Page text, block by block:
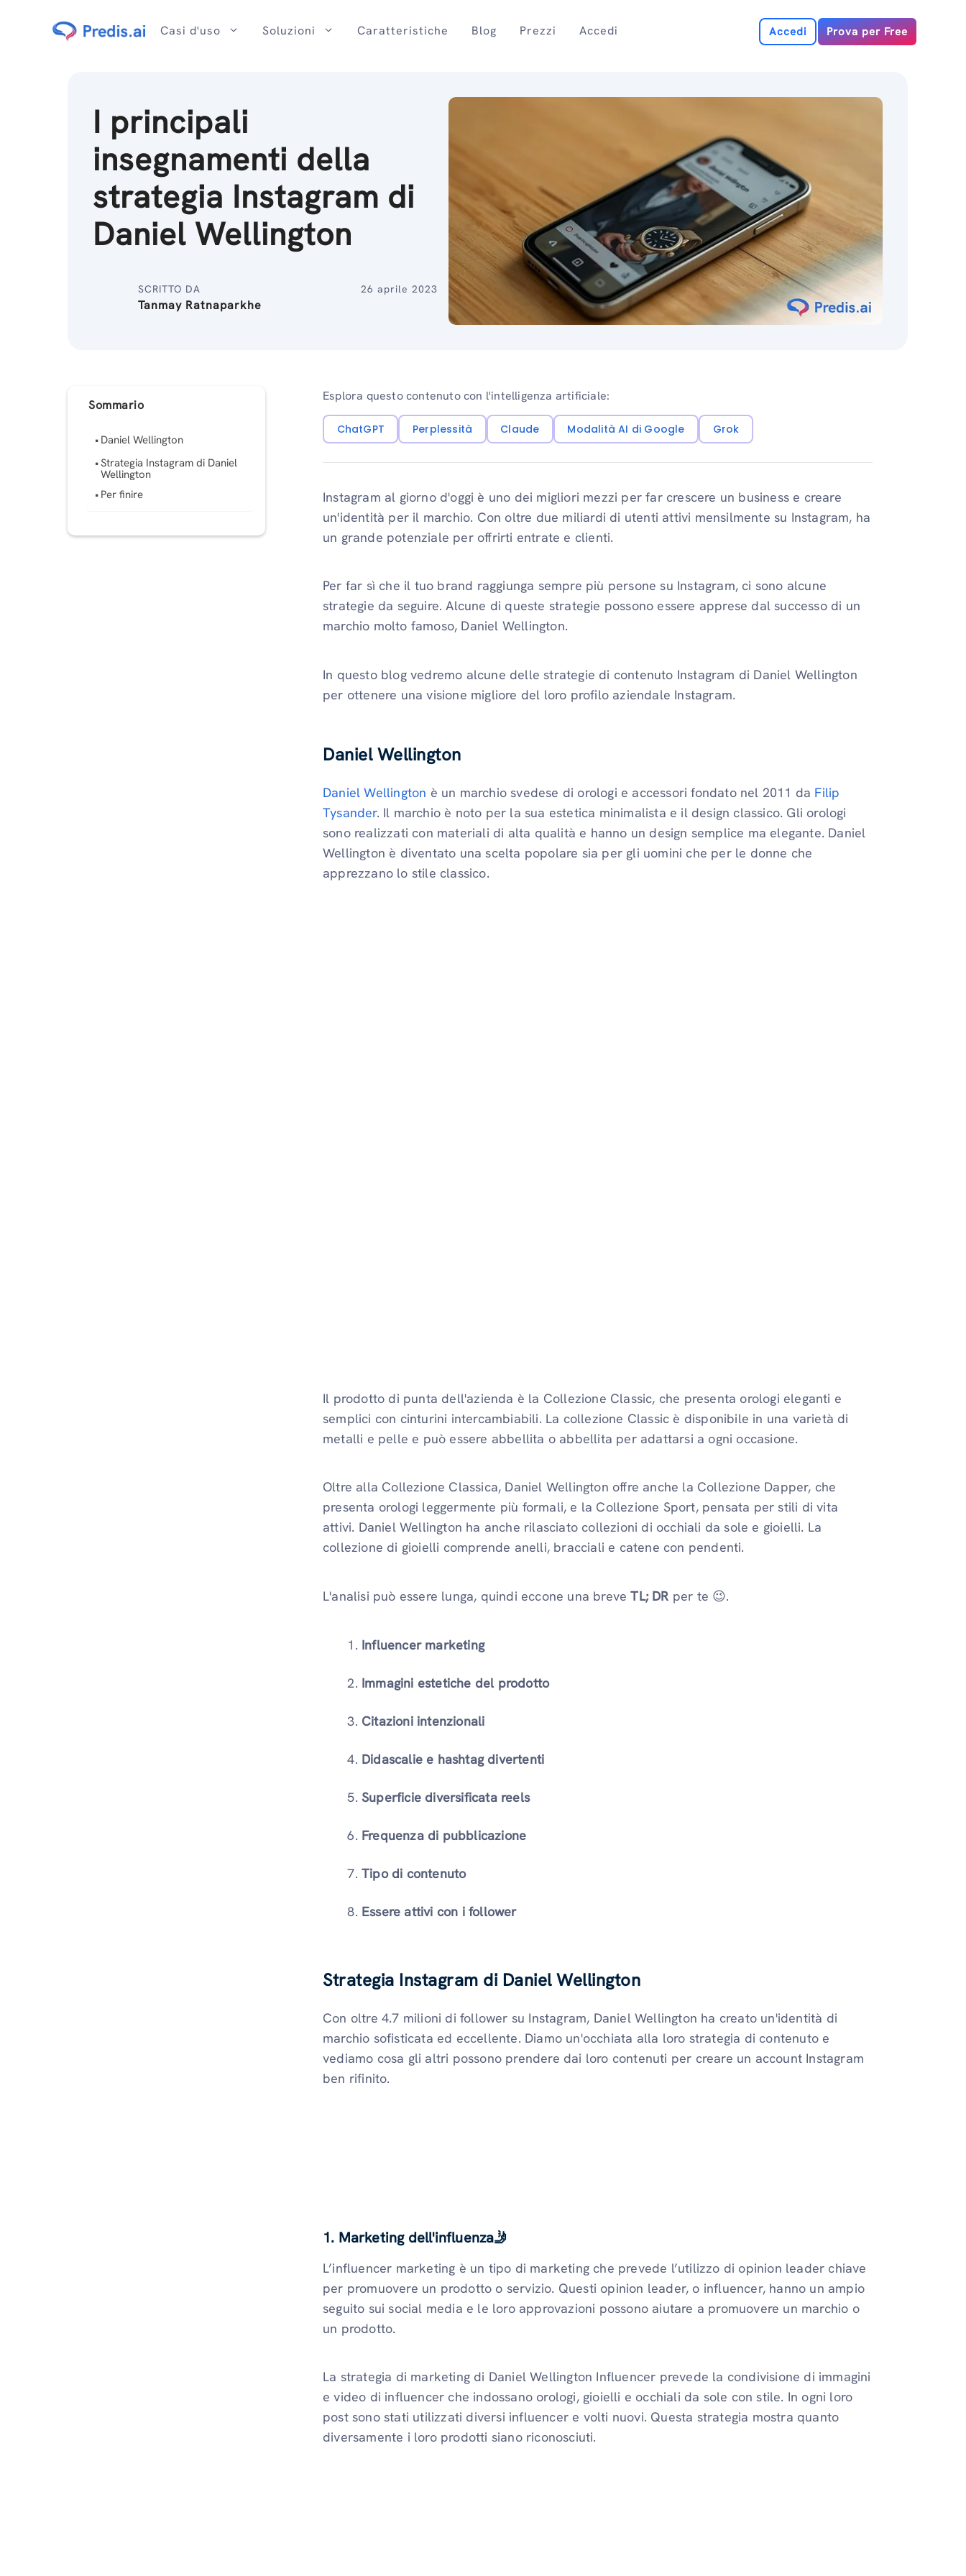
Casi d'uso Soluzioni Caratteristiche Blog Prezzi Accedi Accedi Prova per Free
I principali
insegnamenti della
strategia Instagram di
Daniel Wellington
SCRITTO DA
Tanmay Ratnaparkhe
26 aprile 2023
Sommario
Daniel Wellington
Strategia Instagram di Daniel
Wellington
Per finire
Esplora questo contenuto con l'intelligenza artificiale:
ChatGPT Perplessità Claude Modalità AI di Google Grok
Instagram al giorno d'oggi è uno dei migliori mezzi per far crescere un business e creare
un'identità per il marchio. Con oltre due miliardi di utenti attivi mensilmente su Instagram, ha
un grande potenziale per offrirti entrate e clienti.
Per far sì che il tuo brand raggiunga sempre più persone su Instagram, ci sono alcune
strategie da seguire. Alcune di queste strategie possono essere apprese dal successo di un
marchio molto famoso, Daniel Wellington.
In questo blog vedremo alcune delle strategie di contenuto Instagram di Daniel Wellington
per ottenere una visione migliore del loro profilo aziendale Instagram.
Daniel Wellington
Daniel Wellington è un marchio svedese di orologi e accessori fondato nel 2011 da Filip
Tysander. Il marchio è noto per la sua estetica minimalista e il design classico. Gli orologi
sono realizzati con materiali di alta qualità e hanno un design semplice ma elegante. Daniel
Wellington è diventato una scelta popolare sia per gli uomini che per le donne che
apprezzano lo stile classico.
Il prodotto di punta dell'azienda è la Collezione Classic, che presenta orologi eleganti e
semplici con cinturini intercambiabili. La collezione Classic è disponibile in una varietà di
metalli e pelle e può essere abbellita o abbellita per adattarsi a ogni occasione.
Oltre alla Collezione Classica, Daniel Wellington offre anche la Collezione Dapper, che
presenta orologi leggermente più formali, e la Collezione Sport, pensata per stili di vita
attivi. Daniel Wellington ha anche rilasciato collezioni di occhiali da sole e gioielli. La
collezione di gioielli comprende anelli, bracciali e catene con pendenti.
L'analisi può essere lunga, quindi eccone una breveTL; DR per te 😉.
Influencer marketing
Immagini estetiche del prodotto
Citazioni intenzionali
Didascalie e hashtag divertenti
Superficie diversificata reels
Frequenza di pubblicazione
Tipo di contenuto
Essere attivi con i follower
Strategia Instagram di Daniel Wellington
Con oltre 4.7 milioni di follower su Instagram, Daniel Wellington ha creato un'identità di
marchio sofisticata ed eccellente. Diamo un'occhiata alla loro strategia di contenuto e
vediamo cosa gli altri possono prendere dai loro contenuti per creare un account Instagram
ben rifinito.
1. Marketing dell'influenza🤳
L’influencer marketing è un tipo di marketing che prevede l’utilizzo di opinion leader chiave
per promuovere un prodotto o servizio. Questi opinion leader, o influencer, hanno un ampio
seguito sui social media e le loro approvazioni possono aiutare a promuovere un marchio o
un prodotto.
La strategia di marketing di Daniel Wellington Influencer prevede la condivisione di immagini
e video di influencer che indossano orologi, gioielli e occhiali da sole con stile. In ogni loro
post sono stati utilizzati diversi influencer e volti nuovi. Questa strategia mostra quanto
diversamente i loro prodotti siano riconosciuti.